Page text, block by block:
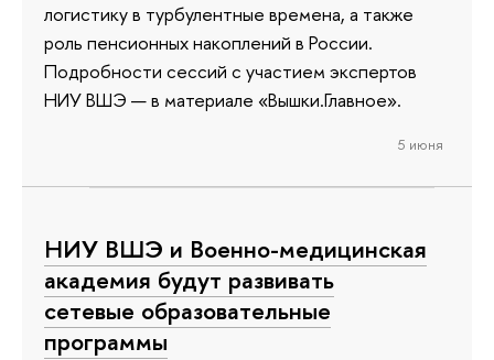
логистику в турбулентные времена, а также
роль пенсионных накоплений в России.
Подробности сессий с участием экспертов
НИУ ВШЭ — в материале «Вышки.Главное».
5 июня
НИУ ВШЭ и Военно-медицинская
академия будут развивать
сетевые образовательные
программы